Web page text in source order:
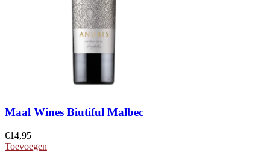
Maal Wines Biutiful Malbec
€14,95
Toevoegen